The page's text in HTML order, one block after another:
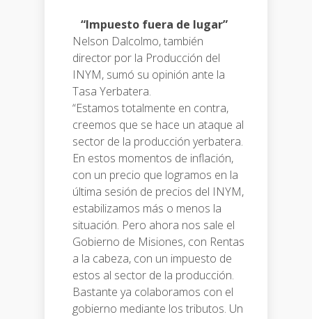
“Impuesto fuera de lugar”
Nelson Dalcolmo, también
director por la Producción del
INYM, sumó su opinión ante la
Tasa Yerbatera.
“Estamos totalmente en contra,
creemos que se hace un ataque al
sector de la producción yerbatera.
En estos momentos de inflación,
con un precio que logramos en la
última sesión de precios del INYM,
estabilizamos más o menos la
situación. Pero ahora nos sale el
Gobierno de Misiones, con Rentas
a la cabeza, con un impuesto de
estos al sector de la producción.
Bastante ya colaboramos con el
gobierno mediante los tributos. Un